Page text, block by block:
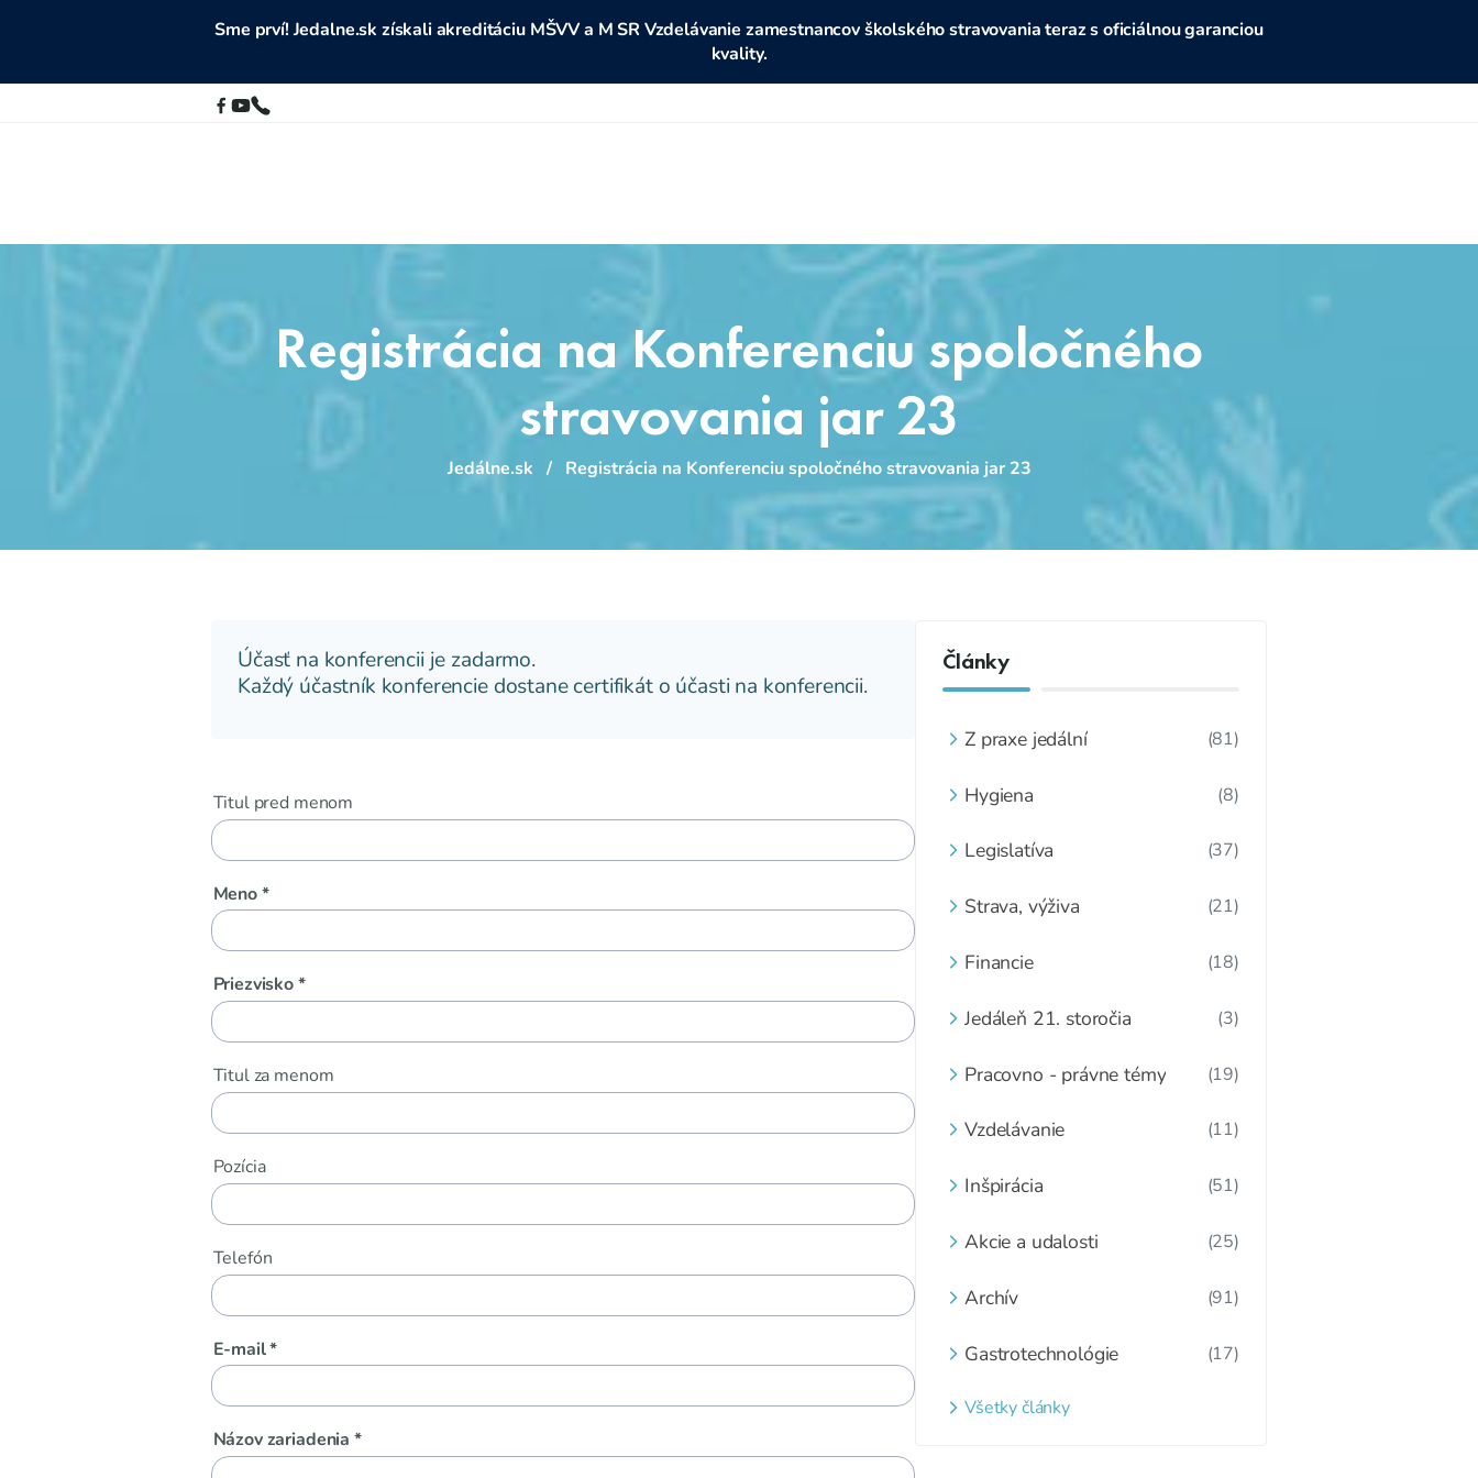
Sme prví! Jedalne.sk získali akreditáciu MŠVV a M SR Vzdelávanie zamestnancov školského stravovania teraz s oficiálnou garanciou
kvality.
Registrácia na Konferenciu spoločného
stravovania jar 23
Jedálne.sk / Registrácia na Konferenciu spoločného stravovania jar 23
Účasť na konferencii je zadarmo.
Každý účastník konferencie dostane certifikát o účasti na konferencii.
Titul pred menom
Meno *
Priezvisko *
Titul za menom
Pozícia
Telefón
E-mail *
Názov zariadenia *
Články
Z praxe jedální (81)
Hygiena (8)
Legislatíva (37)
Strava, výživa (21)
Financie (18)
Jedáleň 21. storočia (3)
Pracovno - právne témy (19)
Vzdelávanie (11)
Inšpirácia (51)
Akcie a udalosti (25)
Archív (91)
Gastrotechnológie (17)
Všetky články